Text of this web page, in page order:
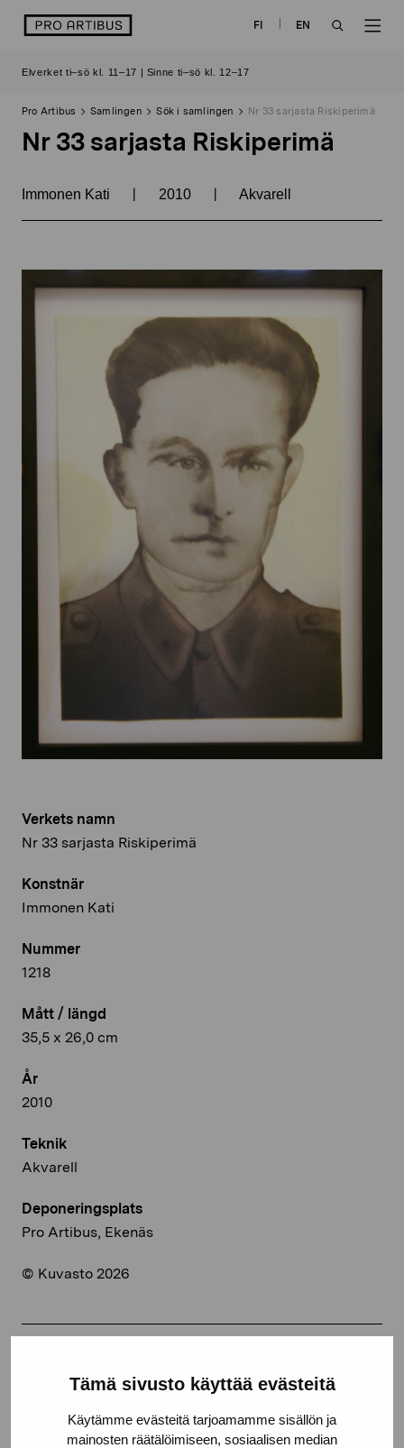
Tämä sivusto käyttää evästeitä
Käytämme evästeitä tarjoamamme sisällön ja
mainosten räätälöimiseen, sosiaalisen median
logo FI
EN
Elverket ti–sö kl. 11–17 | Sinne ti–sö kl. 12–17
Pro Artibus Samlingen Sök i samlingen Nr 33 sarjasta Riskiperimä
Nr 33 sarjasta Riskiperimä
Immonen Kati | 2010 | Akvarell
Verkets namn
Nr 33 sarjasta Riskiperimä
Konstnär
Immonen Kati
Nummer
1218
Mått / längd
35,5 x 26,0 cm
År
2010
Teknik
Akvarell
Deponeringsplats
Pro Artibus, Ekenäs
© Kuvasto 2026
Linkedin